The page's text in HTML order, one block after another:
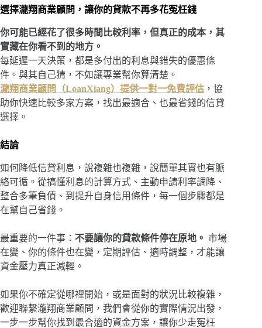
選擇瀧翔商業顧問，讓你的貸款不再多花冤枉錢
你可能已經花了很多時間比較利率，但真正的成本，其
實藏在你看不到的地方。
每延遲一天決策，都是多付出的利息與錯失的優惠條
件。與其自己猜，不如讓專業幫你算清楚。
瀧翔商業顧問（LoanXiang）提供一對一免費評估 ，協
助你快速比較多家方案，找出最適合、也最省錢的信貸
選擇。
結論
如何降低信貸利息，說複雜也複雜，說簡單其實也有脈
絡可循。從搞懂利息的計算方式、主動申請利率調降、
整合多筆負債、到提升自身信用條件，每一個步驟都是
在幫自己省錢。
最重要的一件事： 不要讓你的貸款條件停在原地。 市場
在變、你的條件也在變，定期評估、適時調整，才能讓
資金壓力真正減輕。
如果你不確定從哪裡開始，或是面對的狀況比較複雜，
歡迎聯繫瀧翔商業顧問，我們會從你的實際情況出發，
一步一步幫你找到最合適的資金方案，讓你少走冤枉